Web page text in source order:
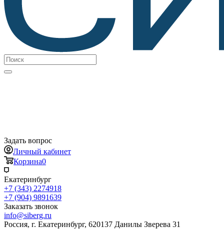
Задать вопрос
Личный кабинет
Корзина0
Екатеринбург
+7 (343) 2274918
+7 (904) 9891639
Заказать звонок
info@siberg.ru
Россия, г. Екатеринбург, 620137 Данилы Зверева 31